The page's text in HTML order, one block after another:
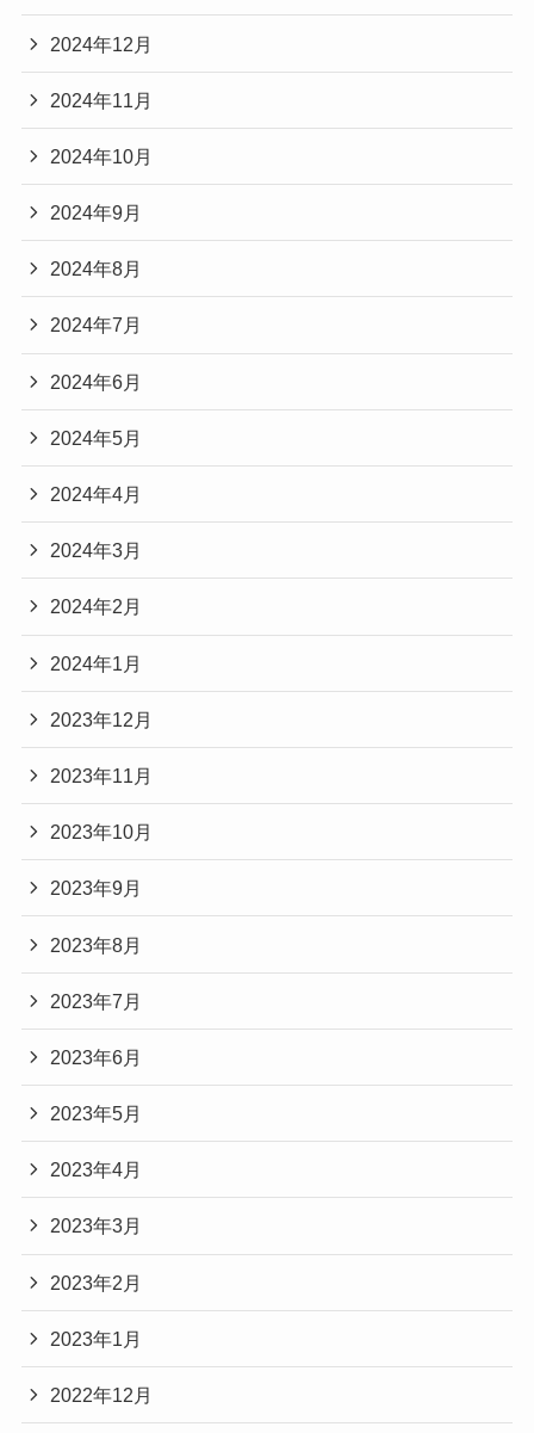
2024年12月
2024年11月
2024年10月
2024年9月
2024年8月
2024年7月
2024年6月
2024年5月
2024年4月
2024年3月
2024年2月
2024年1月
2023年12月
2023年11月
2023年10月
2023年9月
2023年8月
2023年7月
2023年6月
2023年5月
2023年4月
2023年3月
2023年2月
2023年1月
2022年12月